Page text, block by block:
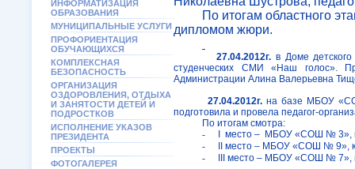
ИНФОРМАТИЗАЦИЯ
ОБРАЗОВАНИЯ
МУНИЦИПАЛЬНЫЕ УСЛУГИ
ПРОФОРИЕНТАЦИЯ
ОБУЧАЮЩИХСЯ
КОМПЛЕКСНАЯ
БЕЗОПАСНОСТЬ
ОРГАНИЗАЦИЯ
ОЗДОРОВЛЕНИЯ, ОТДЫХА
И ЗАНЯТОСТИ ДЕТЕЙ И
ПОДРОСТКОВ
ИСПОЛНЕНИЕ УКАЗОВ
ПРЕЗИДЕНТА
ПРОЕКТЫ
ФОТОГАЛЕРЕЯ
По итогам областного
дипломом жюри.
27.04.2012г.в Доме детского
студенческих СМИ «Наш голос».
Администрации Алина Валерьевна
27.04.2012г. на базе МБОУ
подготовила и провела педагог-
По итогам смотра:
-
место – МБОУ «СОШ № 3»,
-
место – МБОУ «СОШ № 9»,
-
место – МБОУ «СОШ № 7»,